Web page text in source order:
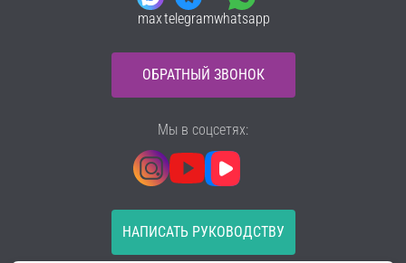
maxtelegramwhatsapp
ОБРАТНЫЙ ЗВОНОК
НАПИСАТЬ РУКОВОДСТВУ
Мы в соцсетях: